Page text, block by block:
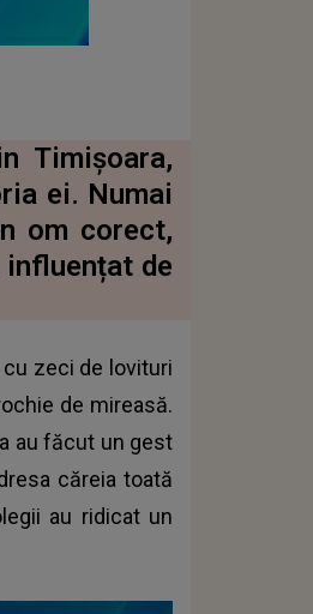
Timișoara,
ei. Numai
om corect,
influențat de
zeci de lovituri
de mireasă.
au făcut un gest
căreia toată
au ridicat un